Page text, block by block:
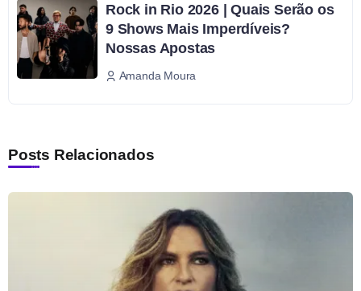
Rock in Rio 2026 | Quais Serão os
9 Shows Mais Imperdíveis?
Nossas Apostas
Amanda Moura
Posts Relacionados